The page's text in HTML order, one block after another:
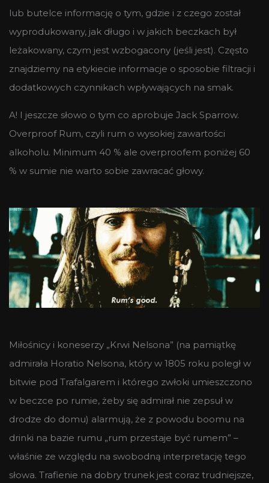
lub butelce informację o tym, gdzie i z czego został
wyprodukowany, jak długo i w jakich beczkach był
leżakowany, czym jest wzbogacony (jeśli jest). Często
znajdziemy na etykiecie informacje o sposobie filtracji i
dodatkowych czynnikach wpływających na smak.
A! I jeszcze słowo o tym co aprobuje Jack Sparrow.
Overproof Rum, czyli rum o wysokiej zawartości
alkoholu. Minimum 40 % ale overproofem poniżej 60
% w sumie nie warto sobie zawracać głowy.
Miłośnicy i koneserzy „Krwi Nelsona” (na pamiątkę
admirała Horatio Nelsona, który w 1805 roku poległ w
bitwie pod Trafalgarem i którego zwłoki umieszczono
w beczce po rumie, żeby się admirał nie zepsuł w
drodze do domu) alarmują, że z powodu boomu na
drinki na bazie rumu „rum przestaje być rumem” –
właśnie ze względu na swobodną interpretację tego
słowa. Trafienie na dobry trunek jest coraz trudniejsze,